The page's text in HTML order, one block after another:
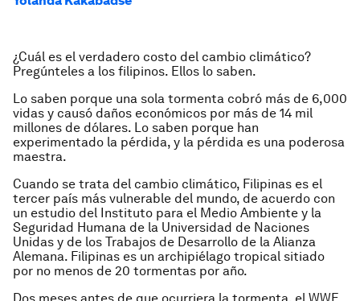
¿Cuál es el verdadero costo del cambio climático?
Pregúnteles a los filipinos. Ellos lo saben.
Lo saben porque una sola tormenta cobró más de 6,000
vidas y causó daños económicos por más de 14 mil
millones de dólares. Lo saben porque han
experimentado la pérdida, y la pérdida es una poderosa
maestra.
Cuando se trata del cambio climático, Filipinas es el
tercer país más vulnerable del mundo, de acuerdo con
un estudio del Instituto para el Medio Ambiente y la
Seguridad Humana de la Universidad de Naciones
Unidas y de los Trabajos de Desarrollo de la Alianza
Alemana. Filipinas es un archipiélago tropical sitiado
por no menos de 20 tormentas por año.